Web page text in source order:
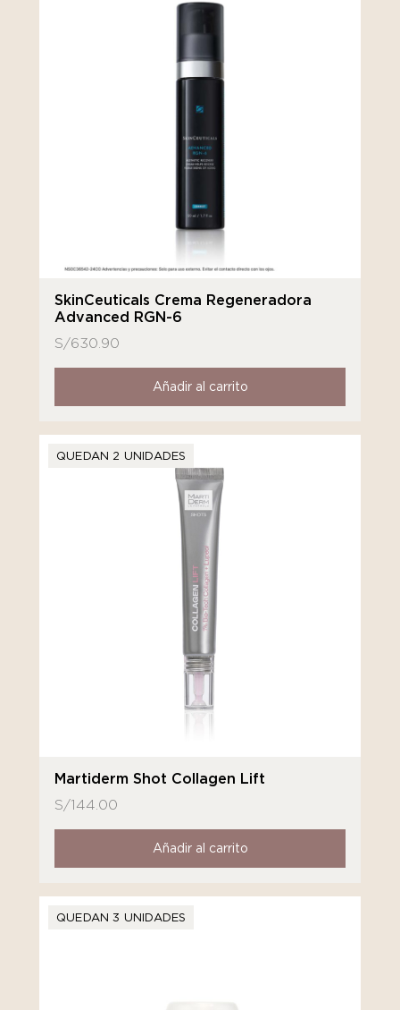
SkinCeuticals Crema Regeneradora
Advanced RGN-6
S/630.90
Añadir al carrito
QUEDAN 2 UNIDADES
Martiderm Shot Collagen Lift
S/144.00
Añadir al carrito
QUEDAN 3 UNIDADES